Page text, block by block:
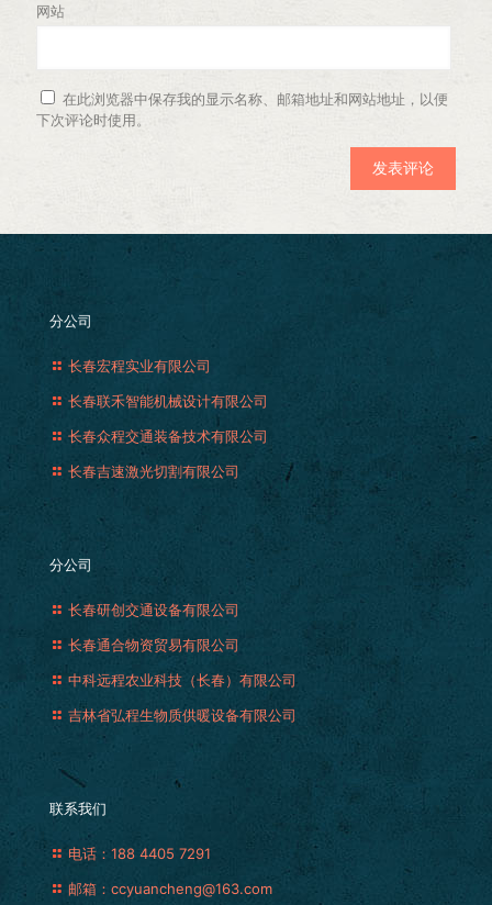
网站
在此浏览器中保存我的显示名称、邮箱地址和网站地址，以便
下次评论时使用。
分公司
长春宏程实业有限公司
长春联禾智能机械设计有限公司
长春众程交通装备技术有限公司
长春吉速激光切割有限公司
分公司
长春研创交通设备有限公司
长春通合物资贸易有限公司
中科远程农业科技（长春）有限公司
吉林省弘程生物质供暖设备有限公司
联系我们
电话：188 4405 7291
邮箱：ccyuancheng@163.com